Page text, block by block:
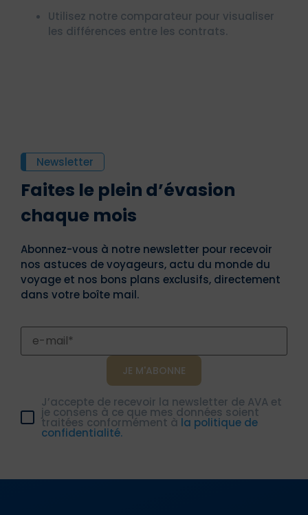
Utilisez notre comparateur pour visualiser
les différences entre les contrats.
Newsletter
Faites le plein d’évasion
chaque mois
Abonnez-vous à notre newsletter pour recevoir
nos astuces de voyageurs, actu du monde du
voyage et nos bons plans exclusifs, directement
dans votre boîte mail.
J’accepte de recevoir la newsletter de AVA et
je consens à ce que mes données soient
traitées conformément à la politique de
confidentialité.